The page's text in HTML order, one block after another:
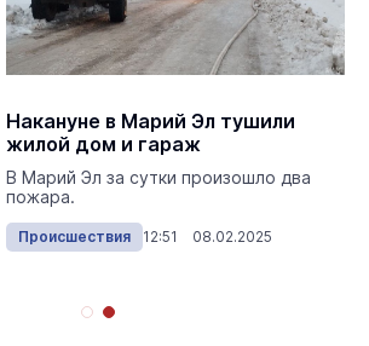
Накануне в Марий Эл тушили
жилой дом и гараж
В Марий Эл за сутки произошло два
пожара.
Происшествия 12:51 08.02.2025